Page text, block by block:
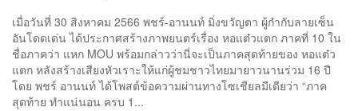
เมื่อวันที่ 30 สิงหาคม 2566 พชร์-อานนท์ มิ่งขวัญตา ผู้กำกับลายเซ็น
อันโดดเด่น ได้ประกาศสร้างภาพยนตร์เรื่อง หอแต๋วแตก ภาคที่ 10 ใน
ชื่อภาคว่า แหก MOU พร้อมกล่าวว่านี่จะเป็นภาคสุดท้ายของ หอแต๋ว
แตก หลังสร้างเสียงหัวเราะให้แก่ผู้ชมชาวไทยมายาวนานร่วม 16 ปี
โดย พชร์ อานนท์ ได้โพสต์ข้อความผ่านทางโซเชียลมีเดียว่า “ภาค
สุดท้าย ทำแน่นอน ครบ 1...